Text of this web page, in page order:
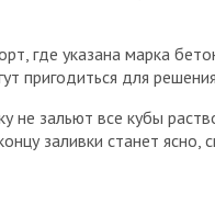
где указана марка
пригодиться для
не зальют все кубы
заливки станет